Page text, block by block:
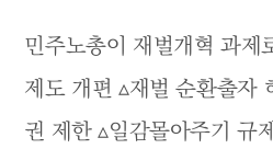
민주노총이 재벌개혁 과제
제도 개편 ▵재벌 순환출자
권 제한 ▵일감몰아주기 규